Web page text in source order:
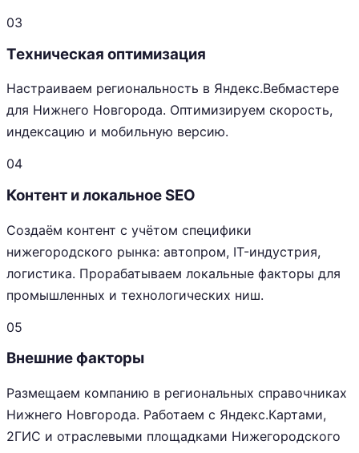
03
Техническая оптимизация
Настраиваем региональность в Яндекс.Вебмастере
для Нижнего Новгорода. Оптимизируем скорость,
индексацию и мобильную версию.
04
Контент и локальное SEO
Создаём контент с учётом специфики
нижегородского рынка: автопром, IT-индустрия,
логистика. Прорабатываем локальные факторы для
промышленных и технологических ниш.
05
Внешние факторы
Размещаем компанию в региональных справочниках
Нижнего Новгорода. Работаем с Яндекс.Картами,
2ГИС и отраслевыми площадками Нижегородского